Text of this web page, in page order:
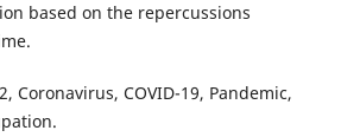
based on the repercussions
Coronavirus, COVID-19, Pandemic,